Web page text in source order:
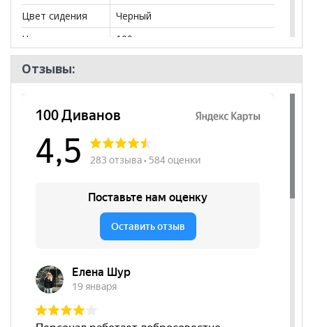
Цвет сидения
Черный
Нагрузка
100
Назначение
Высота
места, мм
510
Наличие
подлокотников
да
нет
Материал
сиденья
Эко-кожа
Бренд
Отзывы: